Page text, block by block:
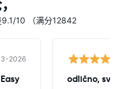
10 （满分12842
2026
odlično,